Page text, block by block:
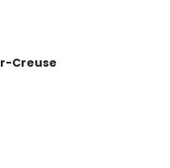
Creuse